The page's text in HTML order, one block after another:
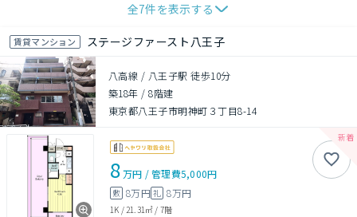
全7件を表示する
賃貸マンション ステージファースト八王子
八高線 / 八王子駅 徒歩10分
築18年 /8階建
東京都八王子市明神町３丁目8-14
8万円 /管理費5,000円
敷 8万円礼 8万円
1K /21.31㎡ / 7階